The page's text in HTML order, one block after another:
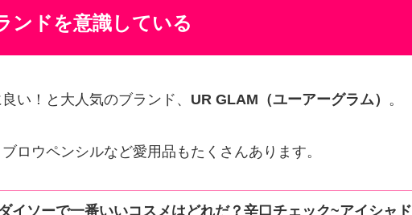
ンドを意識している
い！と大人気のブランド、 UR GLAM（ユーアーグラム） 。
ロウペンシルなど愛用品もたくさんあります。
イソーで一番いいコスメはどれだ？辛口チェック~アイシャド